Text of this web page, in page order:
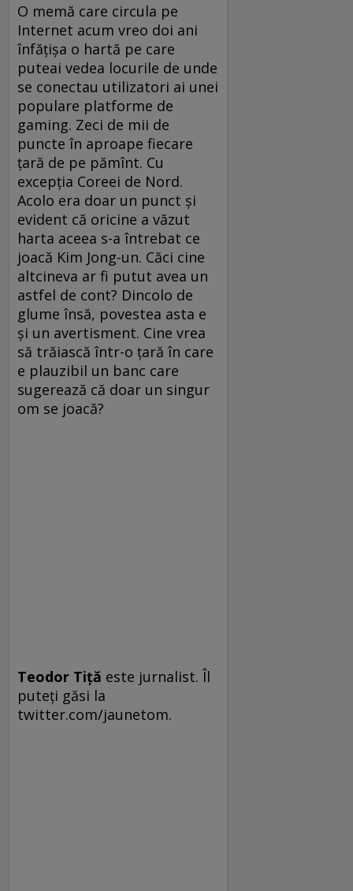
O memă care circula pe
Internet acum vreo doi ani
înfățișa o hartă pe care
puteai vedea locurile de unde
se conectau utilizatori ai unei
populare platforme de
gaming. Zeci de mii de
puncte în aproape fiecare
țară de pe pămînt. Cu
excepția Coreei de Nord.
Acolo era doar un punct și
evident că oricine a văzut
harta aceea s-a întrebat ce
joacă Kim Jong-un. Căci cine
altcineva ar fi putut avea un
astfel de cont? Dincolo de
glume însă, povestea asta e
și un avertisment. Cine vrea
să trăiască într-o țară în care
e plauzibil un banc care
sugerează că doar un singur
om se joacă?
Teodor Tiţă este jurnalist. Îl
puteţi găsi la
twitter.com/jaunetom.